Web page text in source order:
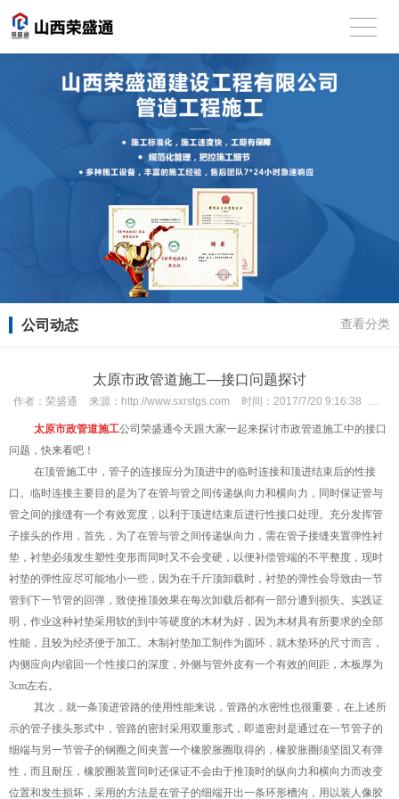
公司动态 查看分类
太原市政管道施工—接口问题探讨
作者： 荣盛通 来源： http://www.sxrstgs.com 时间： 2017/7/20 9:16:38 次数
太原市政管道施工公司荣盛通今天跟大家一起来探讨市政管道施工中的接口
问题，快来看吧！
在顶管施工中，管子的连接应分为顶进中的临时连接和顶进结束后的性接
口。临时连接主要目的是为了在管与管之间传递纵向力和横向力，同时保证管与
管之间的接缝有一个有效宽度，以利于顶进结束后进行性接口处理。充分发挥管
子接头的作用，首先，为了在管与管之间传递纵向力，需在管子接缝夹置弹性衬
垫，衬垫必须发生塑性变形而同时又不会变硬，以便补偿管端的不平整度，现时
衬垫的弹性应尽可能地小一些，因为在千斤顶卸载时，衬垫的弹性会导致由一节
管到下一节管的回弹，致使推顶效果在每次卸载后都有一部分遭到损失。实践证
明，作业这种衬垫采用软的到中等硬度的木材为好，因为木材具有所要求的全部
性能，且较为经济便于加工。木制衬垫加工制作为圆环，就木垫环的尺寸而言，
内侧应向内缩回一个性接口的深度，外侧与管外皮有一个有效的间距，木板厚为
3cm左右。
其次，就一条顶进管路的使用性能来说，管路的水密性也很重要，在上述所
示的管子接头形式中，管路的密封采用双重形式，即道密封是通过在一节管子的
细端与另一节管子的钢圈之间夹置一个橡胶胀圈取得的，橡胶胀圈须坚固又有弹
性，而且耐压，橡胶圈装置同时还保证不会由于推顶时的纵向力和横向力而改变
位置和发生损坏，采用的方法是在管子的细端开出一条环形槽沟，用以装人像胶